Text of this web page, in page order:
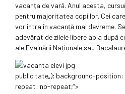
vacanța de vară. Anul acesta,
pentru majoritatea copiilor. Cei
vor intra în vacanță mai devreme.
adevărat de zilele libere abia după
ale Evaluării Naționale sau
publicitate„); background-
repeat: no-repeat;”>